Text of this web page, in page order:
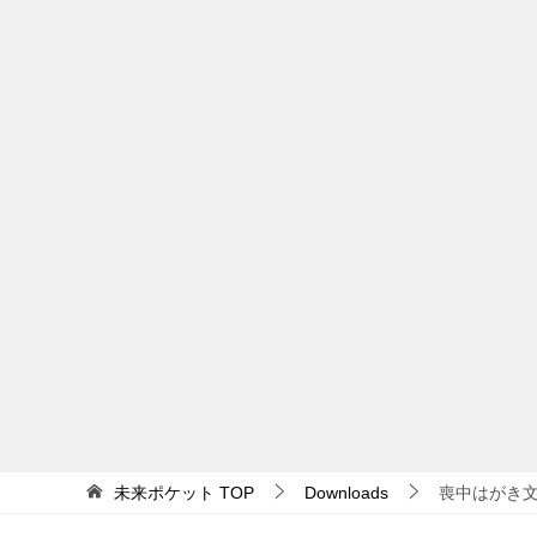
未来ポケット TOP Downloads 喪中はがき